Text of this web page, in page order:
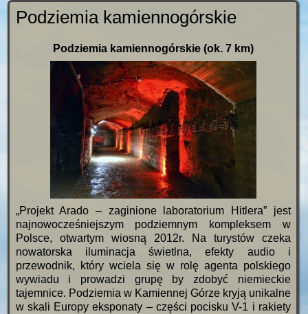
Podziemia kamiennogórskie
Podziemia kamiennogórskie (ok. 7 km)
„Projekt Arado – zaginione laboratorium Hitlera” jest
najnowocześniejszym podziemnym kompleksem w
Polsce, otwartym wiosną 2012r. Na turystów czeka
nowatorska iluminacja świetlna, efekty audio i
przewodnik, który wciela się w rolę agenta polskiego
wywiadu i prowadzi grupę by zdobyć niemieckie
tajemnice. Podziemia w Kamiennej Górze kryją unikalne
w skali Europy eksponaty – części pocisku V-1 i rakiety